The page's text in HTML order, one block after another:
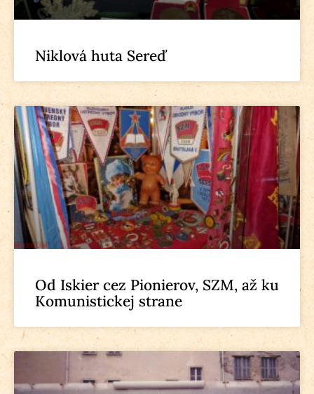
Niklová huta Sereď
Od Iskier cez Pionierov, SZM, až ku
Komunistickej strane